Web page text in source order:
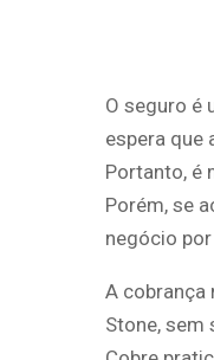
O seguro é
espera que
Portanto, é
Porém, se
negócio
A cobrança
Stone, sem